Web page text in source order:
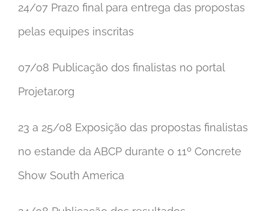
24/07 Prazo final para entrega das propostas
pelas equipes inscritas
07/08 Publicação dos finalistas no portal
Projetar.org
23 a 25/08 Exposição das propostas finalistas
no estande da ABCP durante o 11º Concrete
Show South America